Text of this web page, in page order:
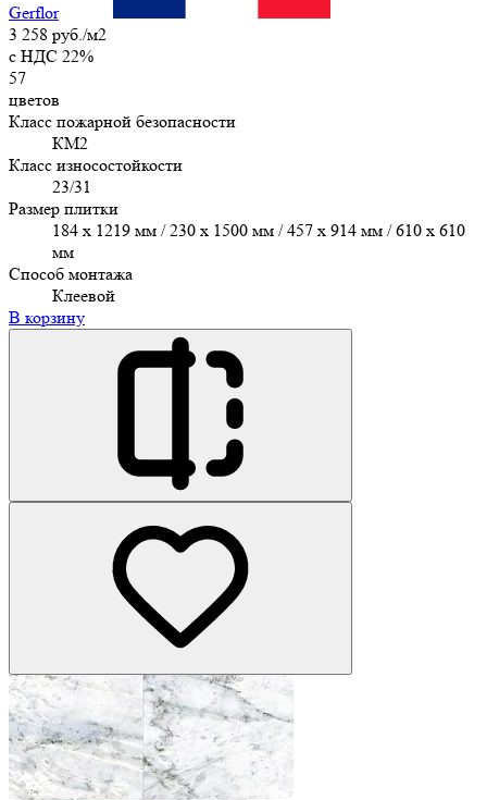
Gerflor
3 258 руб./м2
c НДС 22%
57
цветов
Класс пожарной безопасности
КМ2
Класс износостойкости
23/31
Размер плитки
184 x 1219 мм / 230 x 1500 мм / 457 х 914 мм / 610 x 610
мм
Способ монтажа
Клеевой
В корзину